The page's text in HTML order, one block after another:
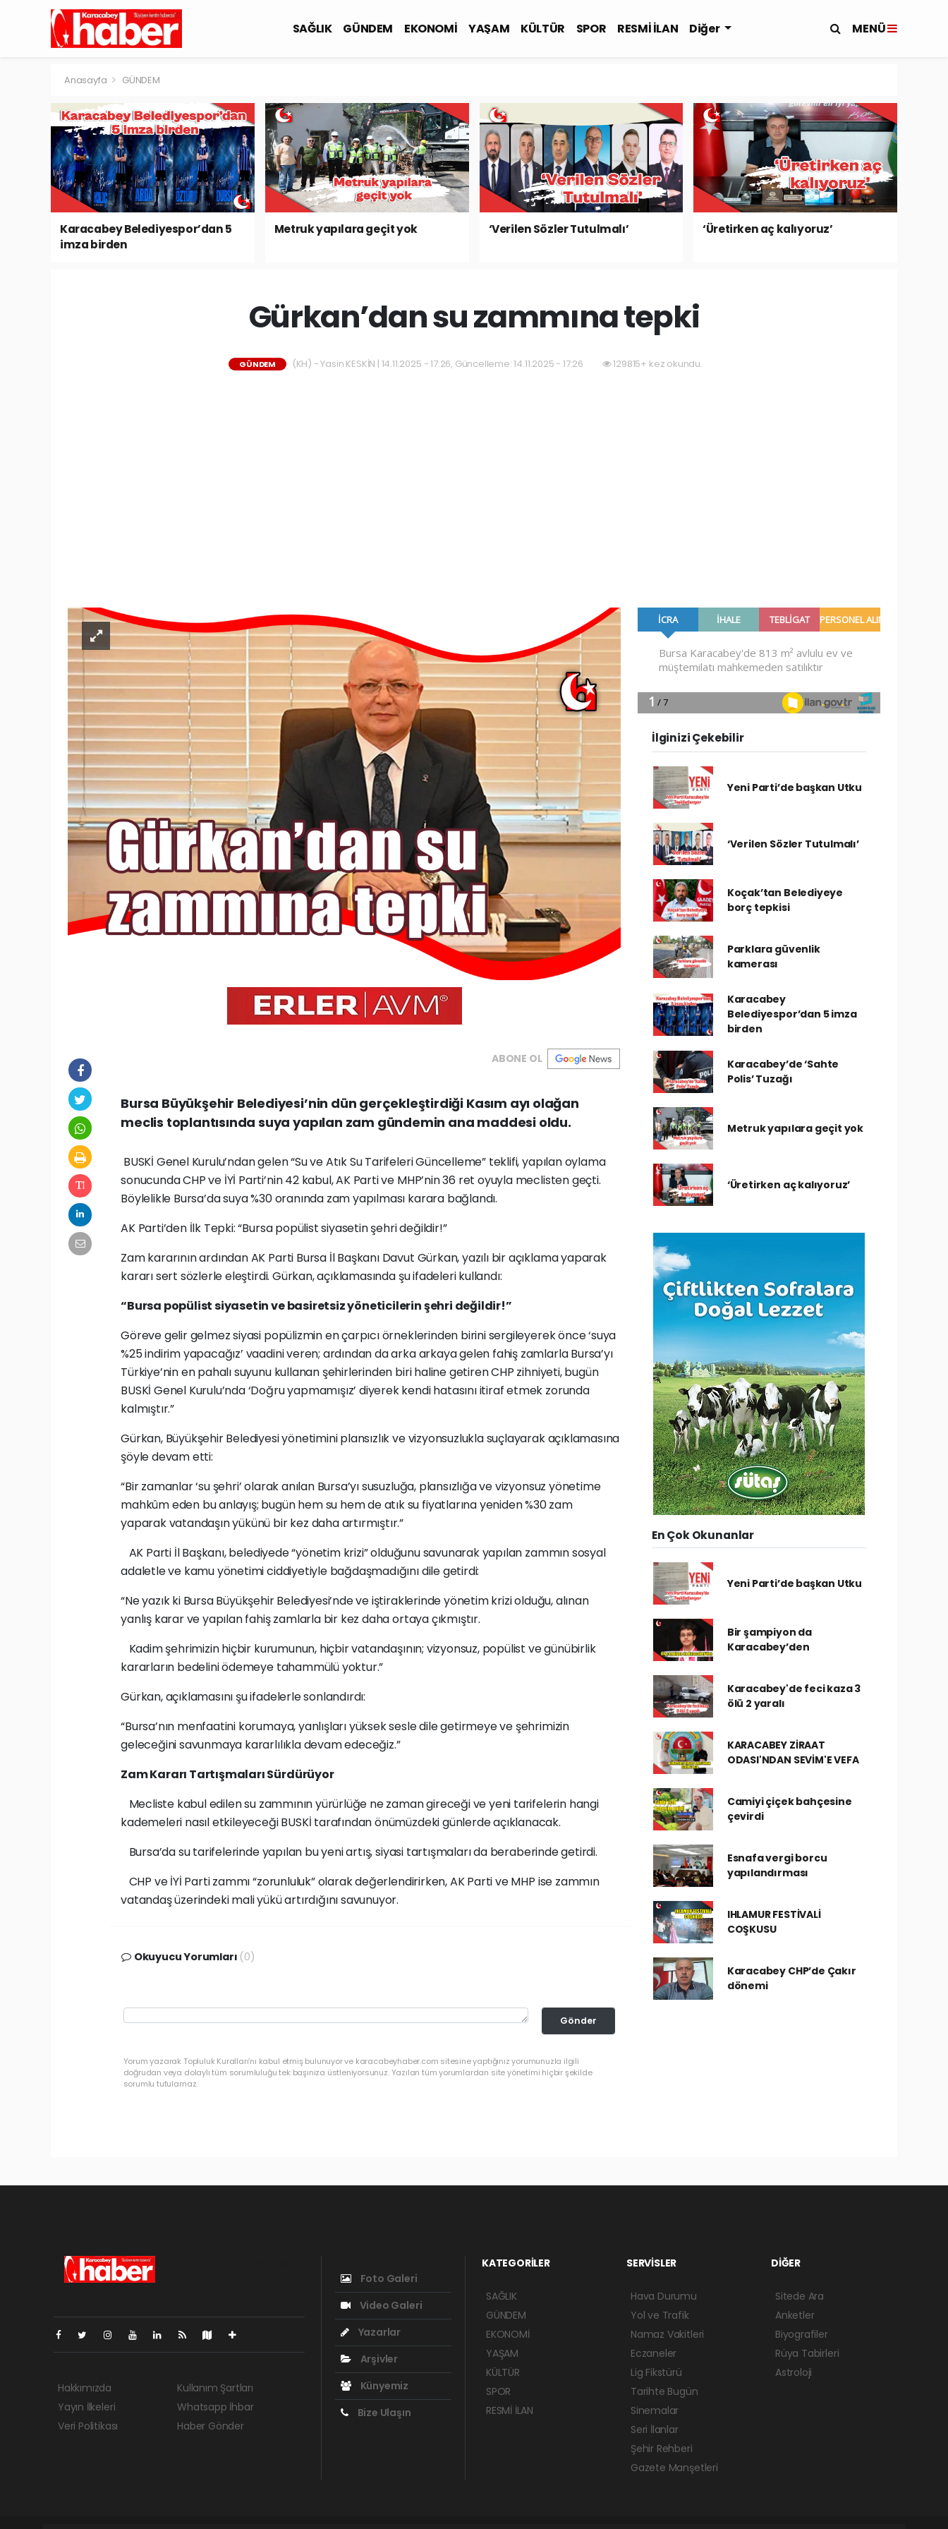
SAĞLIK GÜNDEM EKONOMİ YAŞAM KÜLTÜR SPOR RESMİ İLAN Diğer MENÜ
Anasayfa GÜNDEM
Karacabey Belediyespor’dan 5
imza birden
Metruk yapılara geçit yok ‘Verilen Sözler Tutulmalı’ ‘Üretirken aç kalıyoruz’
Gürkan’dan su zammına tepki
GÜNDEM (KH) - Yasin KESKİN | 14.11.2025 - 17:26, Güncelleme: 14.11.2025 - 17:26 129815+ kez okundu.
ABONE OL
Bursa Büyükşehir Belediyesi’nin dün gerçekleştirdiği Kasım ayı olağan
meclis toplantısında suya yapılan zam gündemin ana maddesi oldu.
BUSKİ Genel Kurulu’ndan gelen “Su ve Atık Su Tarifeleri Güncelleme” teklifi, yapılan oylama
sonucunda CHP ve İYİ Parti’nin 42 kabul, AK Parti ve MHP’nin 36 ret oyuyla meclisten geçti.
Böylelikle Bursa’da suya %30 oranında zam yapılması karara bağlandı.
AK Parti’den İlk Tepki: “Bursa popülist siyasetin şehri değildir!”
Zam kararının ardından AK Parti Bursa İl Başkanı Davut Gürkan, yazılı bir açıklama yaparak
kararı sert sözlerle eleştirdi. Gürkan, açıklamasında şu ifadeleri kullandı:
“Bursa popülist siyasetin ve basiretsiz yöneticilerin şehri değildir!”
Göreve gelir gelmez siyasi popülizmin en çarpıcı örneklerinden birini sergileyerek önce ‘suya
%25 indirim yapacağız’ vaadini veren; ardından da arka arkaya gelen fahiş zamlarla Bursa’yı
Türkiye’nin en pahalı suyunu kullanan şehirlerinden biri haline getiren CHP zihniyeti, bugün
BUSKİ Genel Kurulu’nda ‘Doğru yapmamışız’ diyerek kendi hatasını itiraf etmek zorunda
kalmıştır.”
Gürkan, Büyükşehir Belediyesi yönetimini plansızlık ve vizyonsuzlukla suçlayarak açıklamasına
şöyle devam etti:
“Bir zamanlar ‘su şehri’ olarak anılan Bursa’yı susuzluğa, plansızlığa ve vizyonsuz yönetime
mahkûm eden bu anlayış; bugün hem su hem de atık su fiyatlarına yeniden %30 zam
yaparak vatandaşın yükünü bir kez daha artırmıştır.”
AK Parti İl Başkanı, belediyede “yönetim krizi” olduğunu savunarak yapılan zammın sosyal
adaletle ve kamu yönetimi ciddiyetiyle bağdaşmadığını dile getirdi:
“Ne yazık ki Bursa Büyükşehir Belediyesi’nde ve iştiraklerinde yönetim krizi olduğu, alınan
yanlış karar ve yapılan fahiş zamlarla bir kez daha ortaya çıkmıştır.
Kadim şehrimizin hiçbir kurumunun, hiçbir vatandaşının; vizyonsuz, popülist ve günübirlik
kararların bedelini ödemeye tahammülü yoktur.”
Gürkan, açıklamasını şu ifadelerle sonlandırdı:
“Bursa’nın menfaatini korumaya, yanlışları yüksek sesle dile getirmeye ve şehrimizin
geleceğini savunmaya kararlılıkla devam edeceğiz.”
Zam Kararı Tartışmaları Sürdürüyor
Mecliste kabul edilen su zammının yürürlüğe ne zaman gireceği ve yeni tarifelerin hangi
kademeleri nasıl etkileyeceği BUSKİ tarafından önümüzdeki günlerde açıklanacak.
Bursa’da su tarifelerinde yapılan bu yeni artış, siyasi tartışmaları da beraberinde getirdi.
CHP ve İYİ Parti zammı “zorunluluk” olarak değerlendirirken, AK Parti ve MHP ise zammın
vatandaş üzerindeki mali yükü artırdığını savunuyor.
Okuyucu Yorumları (0)
Gönder
Yorum yazarak Topluluk Kuralları’nı kabul etmiş bulunuyor ve karacabeyhaber.com sitesine yaptığınız yorumunuzla ilgili
doğrudan veya dolaylı tüm sorumluluğu tek başınıza üstleniyorsunuz. Yazılan tüm yorumlardan site yönetimi hiçbir şekilde
sorumlu tutulamaz.
İlginizi Çekebilir
Yeni Parti’de başkan Utku
‘Verilen Sözler Tutulmalı’
Koçak’tan Belediyeye
borç tepkisi
Parklara güvenlik
kamerası
Karacabey
Belediyespor’dan 5 imza
birden
Karacabey’de ‘Sahte
Polis’ Tuzağı
Metruk yapılara geçit yok
‘Üretirken aç kalıyoruz’
En Çok Okunanlar
Yeni Parti’de başkan Utku
Bir şampiyon da
Karacabey’den
Karacabey'de feci kaza 3
ölü 2 yaralı
KARACABEY ZİRAAT
ODASI'NDAN SEVİM'E VEFA
Camiyi çiçek bahçesine
çevirdi
Esnafa vergi borcu
yapılandırması
IHLAMUR FESTİVALİ
COŞKUSU
Karacabey CHP’de Çakır
dönemi
Hakkımızda
Yayın İlkeleri
Veri Politikası
Kullanım Şartları
Whatsapp İhbar
Haber Gönder
Foto Galeri
Video Galeri
Yazarlar
Arşivler
Künyemiz
Bize Ulaşın
KATEGORİLER
SAĞLIK
GÜNDEM
EKONOMİ
YAŞAM
KÜLTÜR
SPOR
RESMİ İLAN
SERVİSLER
Hava Durumu
Yol ve Trafik
Namaz Vakitleri
Eczaneler
Lig Fikstürü
Tarihte Bugün
Sinemalar
Seri İlanlar
Şehir Rehberi
Gazete Manşetleri
DİĞER
Sitede Ara
Anketler
Biyografiler
Rüya Tabirleri
Astroloji